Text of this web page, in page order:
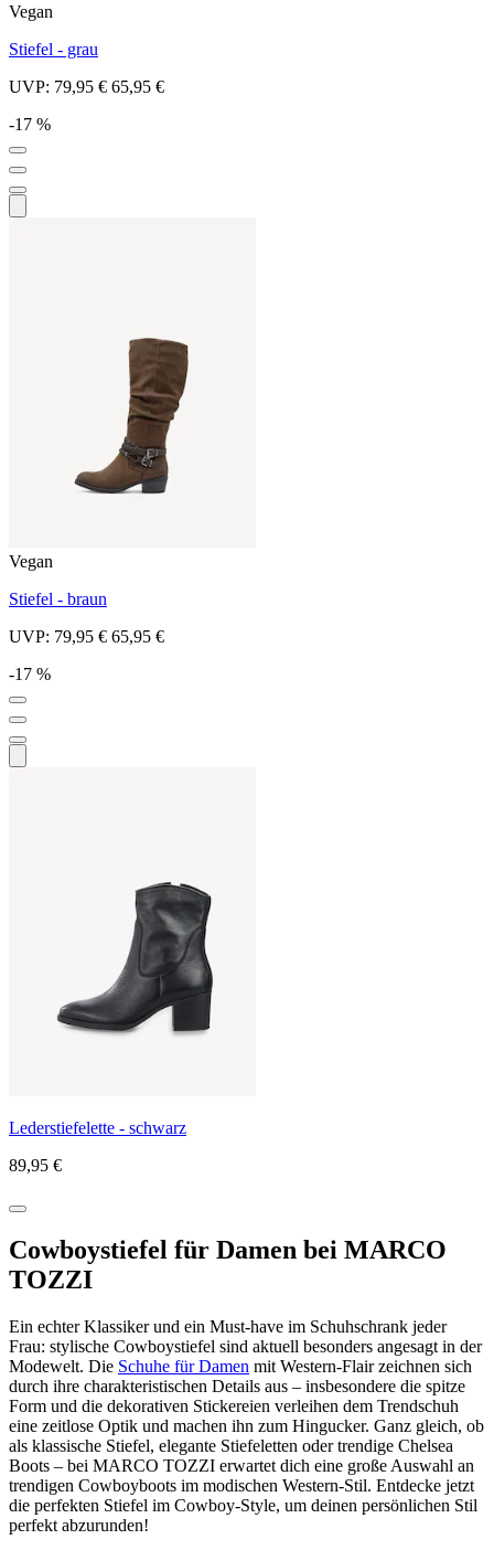
Vegan
Stiefel - grau
UVP: 79,95 € 65,95 €
-17 %
Vegan
Stiefel - braun
UVP: 79,95 € 65,95 €
-17 %
Lederstiefelette - schwarz
89,95 €
Cowboystiefel für Damen bei MARCO
TOZZI
Ein echter Klassiker und ein Must-have im Schuhschrank jeder
Frau: stylische Cowboystiefel sind aktuell besonders angesagt in der
Modewelt. Die Schuhe für Damen mit Western-Flair zeichnen sich
durch ihre charakteristischen Details aus – insbesondere die spitze
Form und die dekorativen Stickereien verleihen dem Trendschuh
eine zeitlose Optik und machen ihn zum Hingucker. Ganz gleich, ob
als klassische Stiefel, elegante Stiefeletten oder trendige Chelsea
Boots – bei MARCO TOZZI erwartet dich eine große Auswahl an
trendigen Cowboyboots im modischen Western-Stil. Entdecke jetzt
die perfekten Stiefel im Cowboy-Style, um deinen persönlichen Stil
perfekt abzurunden!